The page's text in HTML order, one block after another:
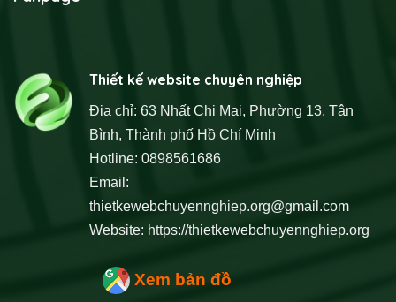
Thiết kế website chuyên nghiệp
Địa chỉ: 63 Nhất Chi Mai, Phường 13, Tân
Bình, Thành phố Hồ Chí Minh
Hotline: 0898561686
Email:
thietkewebchuyennghiep.org@gmail.com
Website: https://thietkewebchuyennghiep.org
Xem bản đồ